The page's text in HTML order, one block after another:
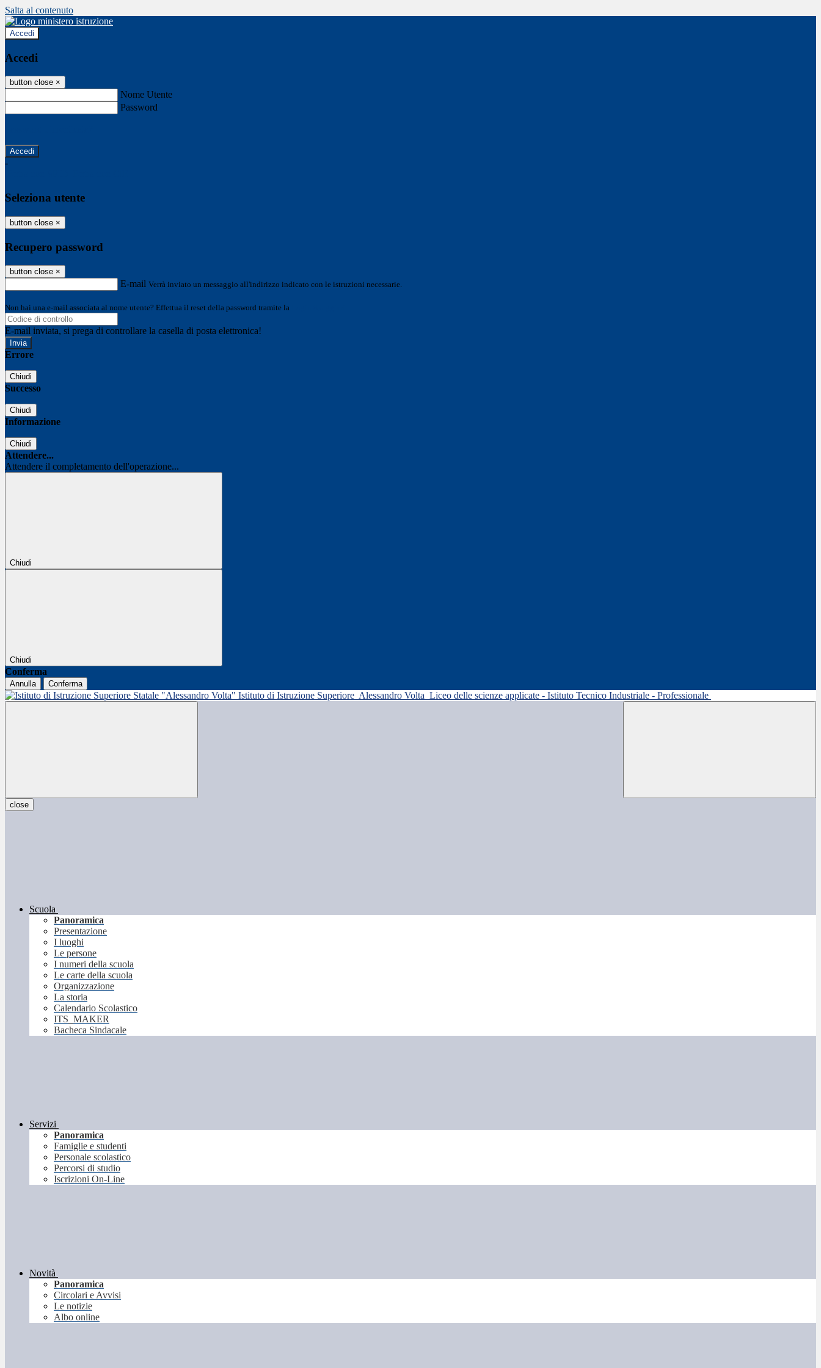
Salta al contenuto
Accedi
Accedi
button close ×
Nome Utente
Password
-
Seleziona utente
button close ×
Recupero password
button close ×
E-mail Verrà inviato un messaggio all'indirizzo indicato con le istruzioni necessarie.
Non hai una e-mail associata al nome utente? Effettua il reset della password tramite la
E-mail inviata, si prega di controllare la casella di posta elettronica!
Errore
Chiudi
Successo
Chiudi
Informazione
Chiudi
Attendere...
Attendere il completamento dell'operazione...
Chiudi
Chiudi
Conferma
Annulla Conferma
Istituto di Istruzione Superiore Alessandro Volta Liceo delle scienze applicate - Istituto Tecnico Industriale - Professionale
close
Scuola
Panoramica
Presentazione
I luoghi
Le persone
I numeri della scuola
Le carte della scuola
Organizzazione
La storia
Calendario Scolastico
ITS_MAKER
Bacheca Sindacale
Servizi
Panoramica
Famiglie e studenti
Personale scolastico
Percorsi di studio
Iscrizioni On-Line
Novità
Panoramica
Circolari e Avvisi
Le notizie
Albo online